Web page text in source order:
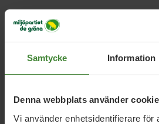
Samtycke Information
Denna webbplats använder
Vi använder enhetsidentifierare för
Relaterade